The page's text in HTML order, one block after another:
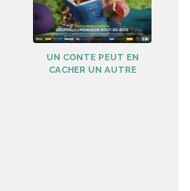
UN CONTE PEUT EN
CACHER UN AUTRE